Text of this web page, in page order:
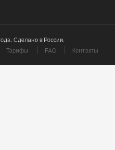
Сделано в России.
Тарифы FAQ Контакты